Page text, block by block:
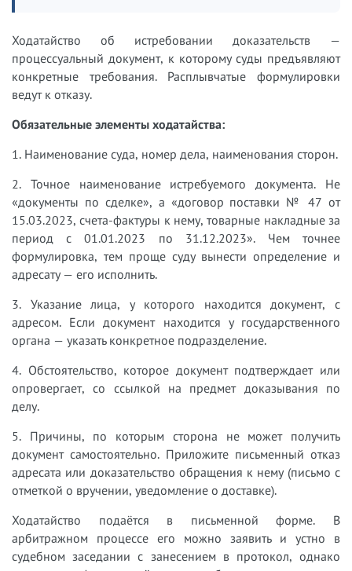
Ходатайство об истребовании доказательств —
процессуальный документ, к которому суды предъявляют
конкретные требования. Расплывчатые формулировки
ведут к отказу.
Обязательные элементы ходатайства:
1. Наименование суда, номер дела, наименования сторон.
2. Точное наименование истребуемого документа. Не
«документы по сделке», а «договор поставки № 47 от
15.03.2023, счета-фактуры к нему, товарные накладные за
период с 01.01.2023 по 31.12.2023». Чем точнее
формулировка, тем проще суду вынести определение и
адресату — его исполнить.
3. Указание лица, у которого находится документ, с
адресом. Если документ находится у государственного
органа — указать конкретное подразделение.
4. Обстоятельство, которое документ подтверждает или
опровергает, со ссылкой на предмет доказывания по
делу.
5. Причины, по которым сторона не может получить
документ самостоятельно. Приложите письменный отказ
адресата или доказательство обращения к нему (письмо с
отметкой о вручении, уведомление о доставке).
Ходатайство подаётся в письменной форме. В
арбитражном процессе его можно заявить и устно в
судебном заседании с занесением в протокол, однако